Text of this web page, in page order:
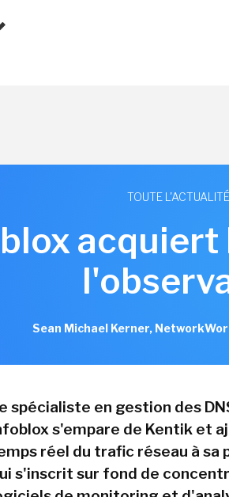
TOUTE L'ACTUALITÉ
Sean Michael Kerner,
spécialiste en gestion des
s'empare de Kentik et
réel du trafic réseau à sa
s'inscrit sur fond de